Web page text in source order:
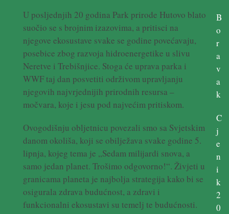
U posljednjih 20 godina Park prirode Hutovo blato
suočio se s brojnim izazovima, a pritisci na
njegove ekosustave svake se godine povećavaju,
posebice zbog razvoja hidroenergetike u slivu
Neretve i Trebišnjice. Stoga će uprava parka i
WWF taj dan posvetiti održivom upravljanju
njegovih najvrjednijih prirodnih resursa –
močvara, koje i jesu pod najvećim pritiskom.
Ovogodišnju obljetnicu povezali smo sa Svjetskim
danom okoliša, koji se obilježava svake godine 5.
lipnja, kojeg tema je „Sedam milijardi snova, a
samo jedan planet. Trošimo odgovorno!“. Živjeti u
granicama planeta je najbolja strategija kako bi se
osigurala zdrava budućnost, a zdravi i
funkcionalni ekosustavi su temelj te budućnosti.
B
o
r
a
v
a
k
C
j
e
n
i
k
2
0